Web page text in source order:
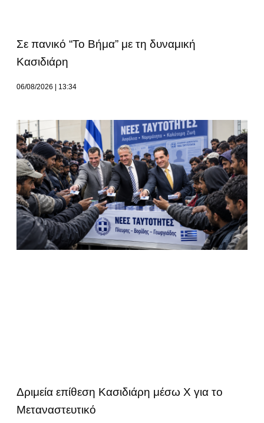
Σε πανικό “Το Βήμα” με τη δυναμική
Κασιδιάρη
06/08/2026 13:34
Δριμεία επίθεση Κασιδιάρη μέσω Χ για το
Μεταναστευτικό